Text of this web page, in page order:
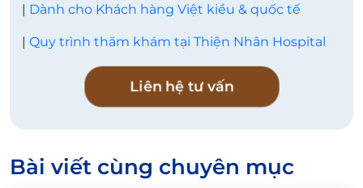
| Dành cho Khách hàng Việt kiều & quốc tế
| Quy trình thăm khám tại Thiện Nhân Hospital
Liên hệ tư vấn
Bài viết cùng chuyên mục